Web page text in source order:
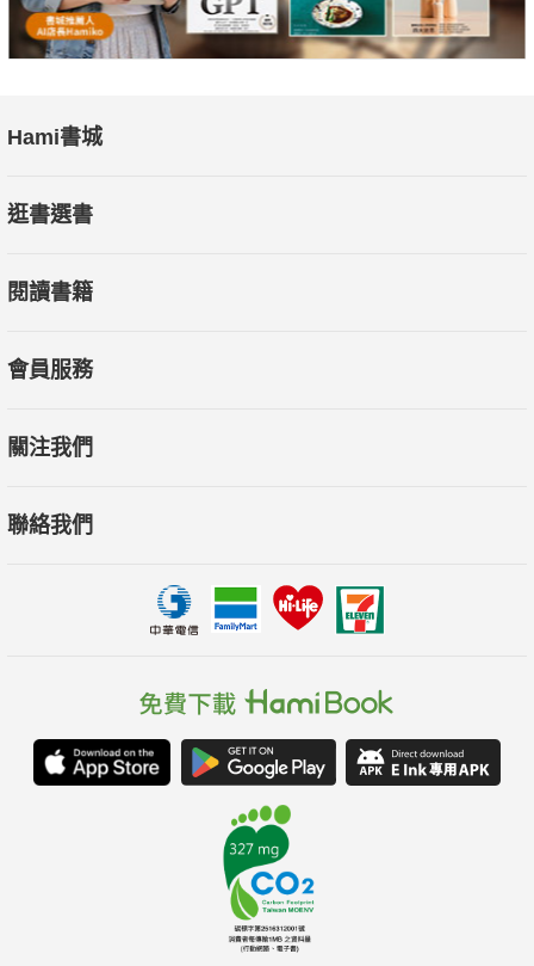
Hami書城
逛書選書
閱讀書籍
會員服務
關注我們
聯絡我們